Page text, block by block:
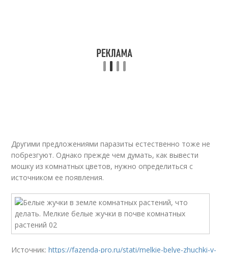
Другими предложениями паразиты естественно тоже не
побрезгуют. Однако прежде чем думать, как вывести
мошку из комнатных цветов, нужно определиться с
источником ее появления.
Источник:https://fazenda-pro.ru/stati/melkie-belye-zhuchki-v-